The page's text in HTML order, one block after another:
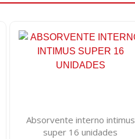
Absorvente interno intimus
super 16 unidades